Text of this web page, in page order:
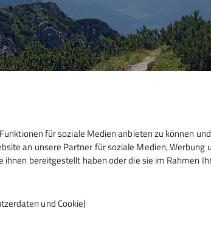
für soziale Medien anbieten zu können
an unsere Partner für soziale Medien, Werbung
bereitgestellt haben oder die sie im Rahmen
und Cookie)